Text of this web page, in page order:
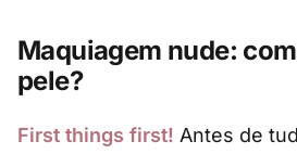
Maquiagem nude:
pele?
First things first! Antes de